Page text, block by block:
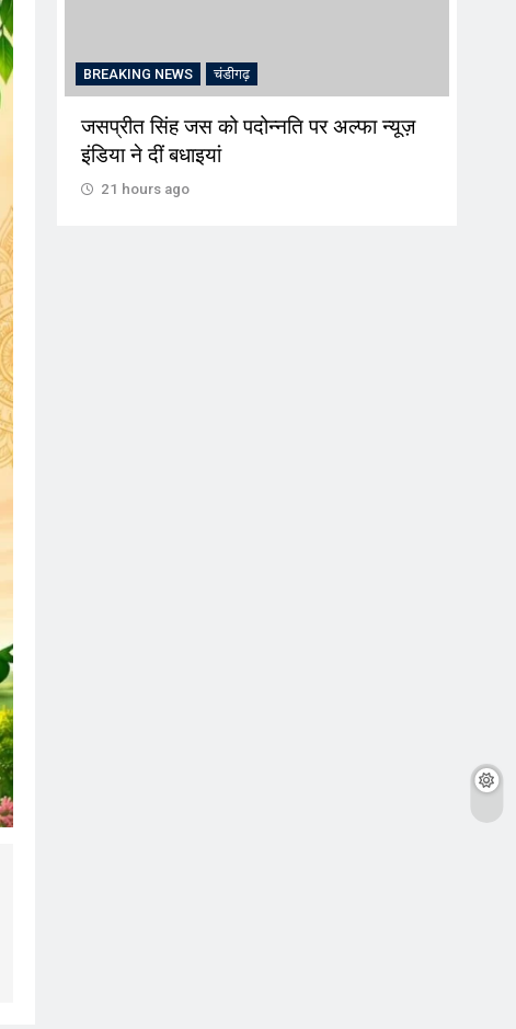
BREAKING NEWS चंडीगढ़
जसप्रीत सिंह जस को पदोन्नति पर अल्फा न्यूज़
इंडिया ने दीं बधाइयां
21 hours ago